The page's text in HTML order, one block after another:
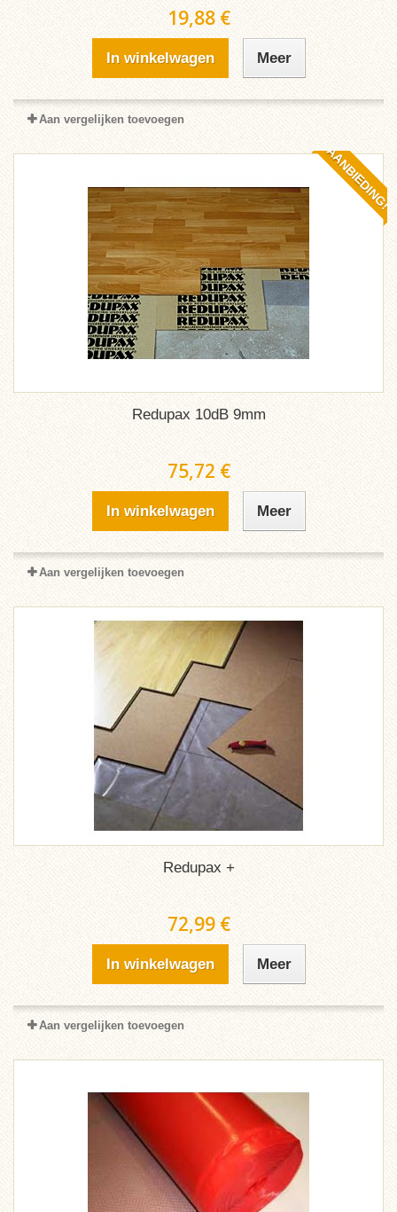
19,88 €
In winkelwagen Meer
Aan vergelijken toevoegen
AANBIEDING!
Redupax 10dB 9mm
75,72 €
In winkelwagen Meer
Aan vergelijken toevoegen
Redupax +
72,99 €
In winkelwagen Meer
Aan vergelijken toevoegen